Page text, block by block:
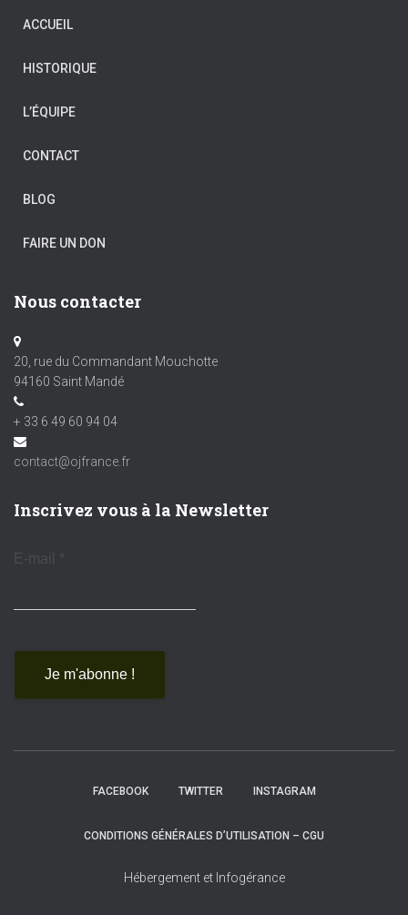
ACCUEIL
HISTORIQUE
L’ÉQUIPE
CONTACT
BLOG
FAIRE UN DON
Nous contacter
20, rue du Commandant Mouchotte
94160 Saint Mandé
+ 33 6 49 60 94 04
contact@ojfrance.fr
Inscrivez vous à la Newsletter
E-mail *
FACEBOOK TWITTER INSTAGRAM
CONDITIONS GÉNÉRALES D’UTILISATION – CGU
Hébergement et Infogérance